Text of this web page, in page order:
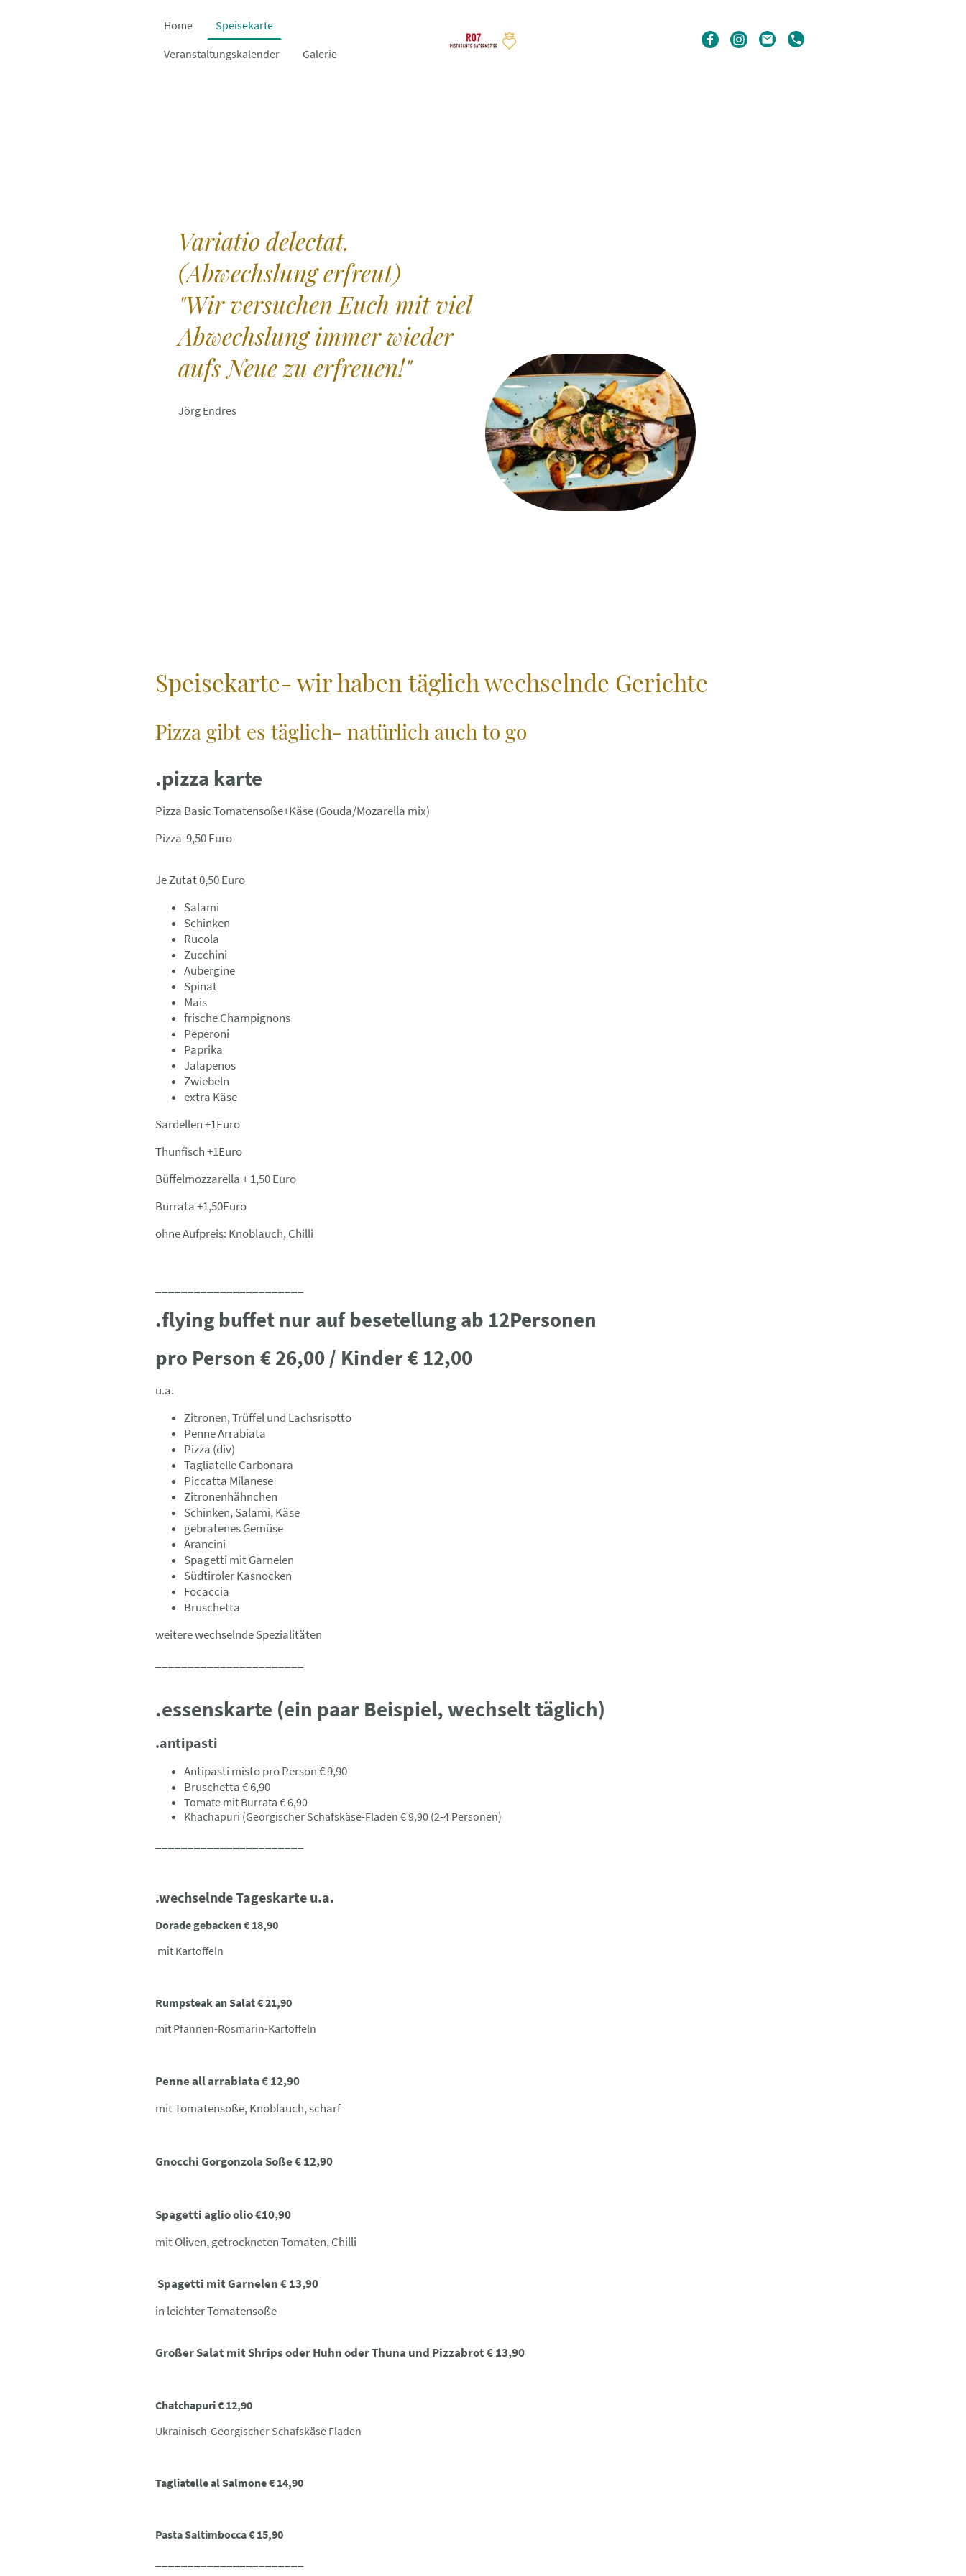
Home
Speisekarte
Veranstaltungskalender
Galerie
Variatio delectat.
(Abwechslung erfreut)
"Wir versuchen Euch mit viel
Abwechslung immer wieder
aufs Neue zu erfreuen!"
Jörg Endres
Speisekarte- wir haben täglich wechselnde Gerichte
Pizza gibt es täglich- natürlich auch to go
.pizza karte
Pizza Basic Tomatensoße+Käse (Gouda/Mozarella mix)
Pizza 9,50 Euro
Je Zutat 0,50 Euro
Salami
Schinken
Rucola
Zucchini
Aubergine
Spinat
Mais
frische Champignons
Peperoni
Paprika
Jalapenos
Zwiebeln
extra Käse
Sardellen +1Euro
Thunfisch +1Euro
Büffelmozzarella + 1,50 Euro
Burrata +1,50Euro
ohne Aufpreis: Knoblauch, Chilli
.flying buffet nur auf besetellung ab 12Personen
pro Person € 26,00 / Kinder € 12,00
u.a.
Zitronen, Trüffel und Lachsrisotto
Penne Arrabiata
Pizza (div)
Tagliatelle Carbonara
Piccatta Milanese
Zitronenhähnchen
Schinken, Salami, Käse
gebratenes Gemüse
Arancini
Spagetti mit Garnelen
Südtiroler Kasnocken
Focaccia
Bruschetta
weitere wechselnde Spezialitäten
.essenskarte (ein paar Beispiel, wechselt täglich)
.antipasti
Antipasti misto pro Person € 9,90
Bruschetta € 6,90
Tomate mit Burrata € 6,90
Khachapuri (Georgischer Schafskäse-Fladen € 9,90 (2-4 Personen)
.wechselnde Tageskarte u.a.
Dorade gebacken € 18,90
mit Kartoffeln
Rumpsteak an Salat € 21,90
mit Pfannen-Rosmarin-Kartoffeln
Penne all arrabiata € 12,90
mit Tomatensoße, Knoblauch, scharf
Gnocchi Gorgonzola Soße € 12,90
Spagetti aglio olio €10,90
mit Oliven, getrockneten Tomaten, Chilli
Spagetti mit Garnelen € 13,90
in leichter Tomatensoße
Großer Salat mit Shrips oder Huhn oder Thuna und Pizzabrot € 13,90
Chatchapuri € 12,90
Ukrainisch-Georgischer Schafskäse Fladen
Tagliatelle al Salmone € 14,90
Pasta Saltimbocca € 15,90